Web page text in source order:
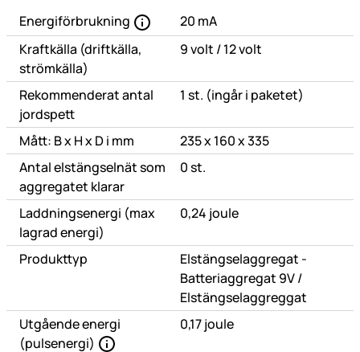
Energiförbrukning
20 mA
Kraftkälla (driftkälla,
strömkälla)
9 volt /eller
12 volt
Rekommenderat antal
jordspett
1 st. (ingår i paketet)
Mått: B x H x D i mm
235 x 160 x 335
Antal elstängselnät som
aggregatet klarar
0 st.
Laddningsenergi (max
lagrad energi)
0,24 joule
Produkttyp
Elstängselaggregat -
Batteriaggregat 9V/eller
Elstängselaggreggat
Utgående energi
(pulsenergi)
0,17 joule